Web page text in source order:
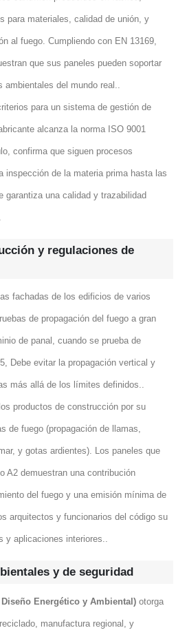
para materiales, calidad de unión, y
al fuego. Cumpliendo con EN 13169,
que sus paneles pueden soportar
ambientales del mundo real..
para un sistema de gestión de
alcanza la norma ISO 9001
confirma que siguen procesos
inspección de la materia prima hasta las
garantiza una calidad y trazabilidad
y regulaciones de
fachadas de los edificios de varios
de propagación del fuego a gran
de panal, cuando se prueba de
Debe evitar la propagación vertical y
más allá de los límites definidos..
productos de construcción por su
de fuego (propagación de llamas,
y gotas ardientes). Los paneles que
A2 demuestran una contribución
del fuego y una emisión mínima de
arquitectos y funcionarios del código su
y aplicaciones interiores..
y de seguridad
Energético y Ambiental)otorga
manufactura regional, y